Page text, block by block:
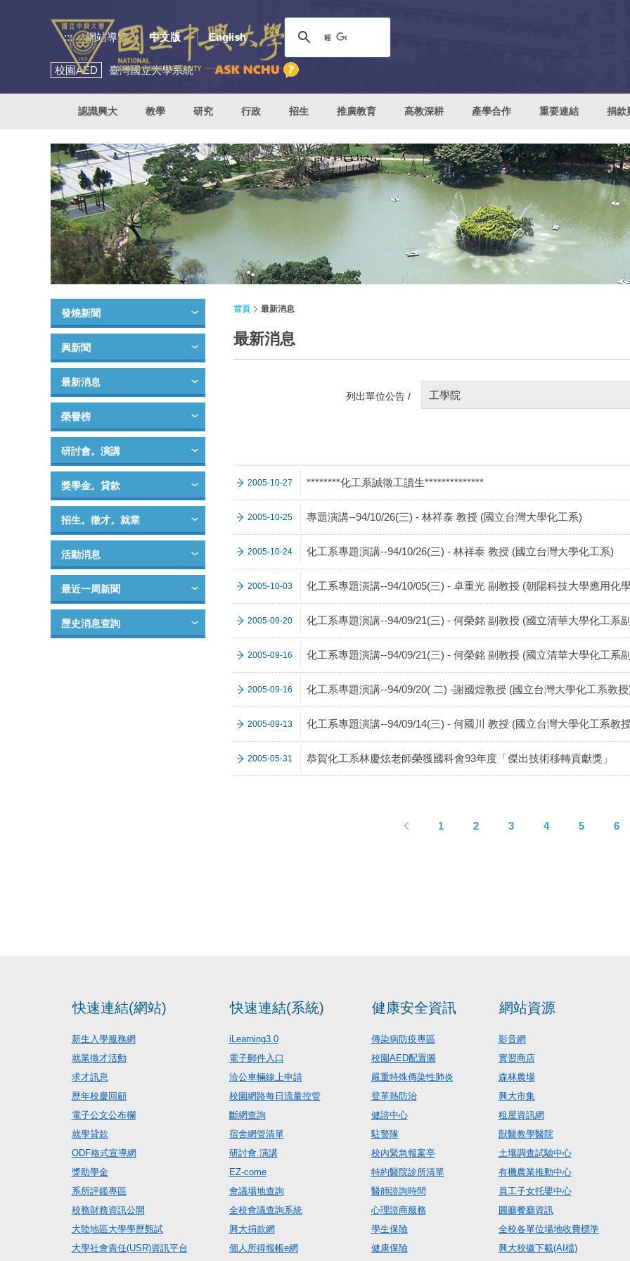
::: 網站導覽 中文版 English
校園AED 臺灣國立大學系統
認識興大 教學 研究 行政 招生 推廣教育 高教深耕 產學合作 重要連結 捐款
發燒新聞
興新聞
最新消息
榮譽榜
研討會。演講
獎學金。貸款
招生。徵才。就業
活動消息
最近一周新聞
歷史消息查詢
首頁 最新消息
最新消息
列出單位公告 / 工學院
2005-10-27 ********化工系誠徵工讀生**************
2005-10-25 專題演講--94/10/26(三) - 林祥泰 教授 (國立台灣大學化工系)
2005-10-24 化工系專題演講--94/10/26(三) - 林祥泰 教授 (國立台灣大學化工系)
2005-10-03 化工系專題演講--94/10/05(三) - 卓重光 副教授 (朝陽科技大學應用化
2005-09-20 化工系專題演講--94/09/21(三) - 何榮銘 副教授 (國立清華大學化工系
2005-09-16 化工系專題演講--94/09/21(三) - 何榮銘 副教授 (國立清華大學化工系
2005-09-16 化工系專題演講--94/09/20( 二) -謝國煌教授 (國立台灣大學化工系教授
2005-09-13 化工系專題演講--94/09/14(三) - 何國川 教授 (國立台灣大學化工系教
2005-05-31 恭賀化工系林慶炫老師榮獲國科會93年度「傑出技術移轉貢獻獎」
1 2 3 4 5 6
快速連結(網站)
新生入學服務網
就業徵才活動
求才訊息
歷年校慶回顧
電子公文公布欄
就學貸款
ODF格式宣導網
獎助學金
系所評鑑專區
校務財務資訊公開
大陸地區大學學歷甄試
大學社會責任(USR)資訊平台
快速連結(系統)
iLearning3.0
電子郵件入口
洽公車輛線上申請
校園網路每日流量控管
斷網查詢
宿舍網管清單
研討會.演講
EZ-come
會議場地查詢
全校會議查詢系統
興大捐款網
個人所得報帳e網
健康安全資訊
傳染病防疫專區
校園AED配置圖
嚴重特殊傳染性肺炎
登革熱防治
健諮中心
駐警隊
校內緊急報案亭
特約醫院診所清單
醫師諮詢時間
心理諮商服務
學生保險
健康保險
網站資源
影音網
實習商店
森林農場
興大市集
租屋資訊網
獸醫教學醫院
土壤調查試驗中心
有機農業推動中心
員工子女托嬰中心
圓廳餐廳資訊
全校各單位場地收費標準
興大校徽下載(AI檔)